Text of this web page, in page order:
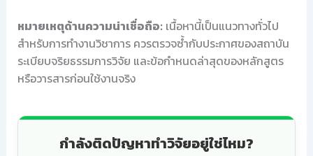
หมายเหตุด้านความน่าเชื่อถือ: เนื้อหานี้เป็นแนวทางทั่วไป
สำหรับการทำงานวิชาการ ควรตรวจซ้ำกับประกาศของสถาบัน
ระเบียบจริยธรรมการวิจัย และข้อกำหนดล่าสุดของหลักสูตร
หรือวารสารก่อนใช้งานจริง
กำลังติดปัญหาทำวิจัยอยู่ใช่ไหม?